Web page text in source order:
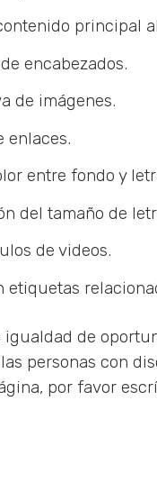
principal
encabezados.
de imágenes.
enlaces.
entre fondo y
del tamaño de
de videos.
etiquetas
de
personas con
por favor